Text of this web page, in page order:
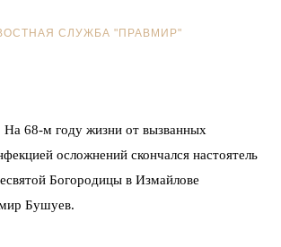
СЛУЖБА "ПРАВМИР"
68-м году жизни от вызванных
осложнений скончался настоятель
Богородицы в Измайлове
Бушуев.